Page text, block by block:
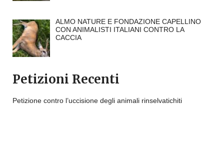
ALMO NATURE E FONDAZIONE CAPELLINO
CON ANIMALISTI ITALIANI CONTRO LA
CACCIA
Petizioni Recenti
Petizione contro l’uccisione degli animali rinselvatichiti